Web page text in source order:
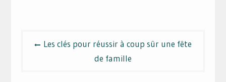
Les clés pour réussir à coup sûr une fête
de famille